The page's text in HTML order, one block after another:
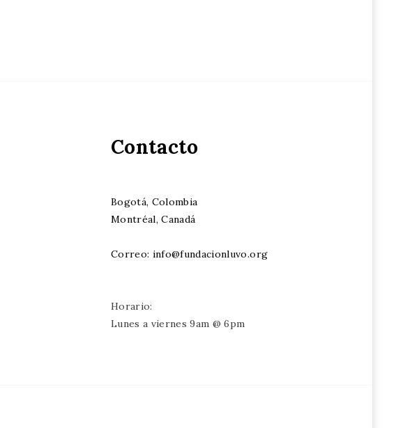
Contacto
Bogotá, Colombia
Montréal, Canadá
Correo: info@fundacionluvo.org
Horario:
Lunes a viernes 9am @ 6pm